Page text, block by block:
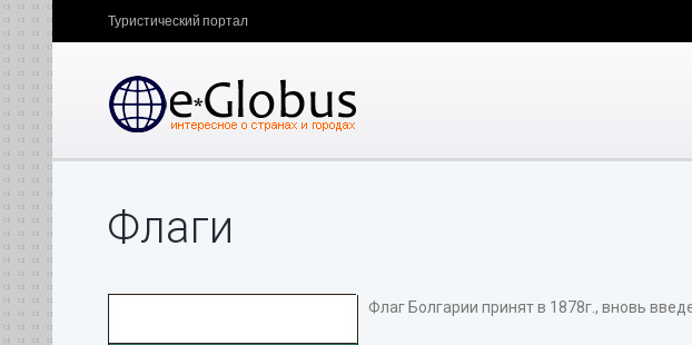
Туристический портал
Флаги
Флаг Болгарии принят в 1878г., вновь